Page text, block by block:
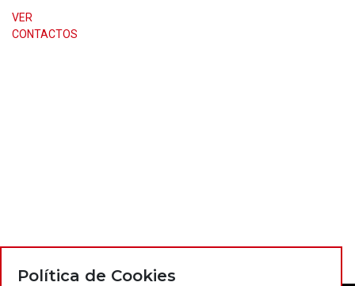
VER
CONTACTOS
Política de Cookies